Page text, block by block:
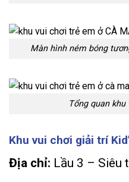
Màn hình ném bóng
Tổng quan khu
Khu vui chơi giải trí
Địa chỉ: Lầu 3 – Siêu